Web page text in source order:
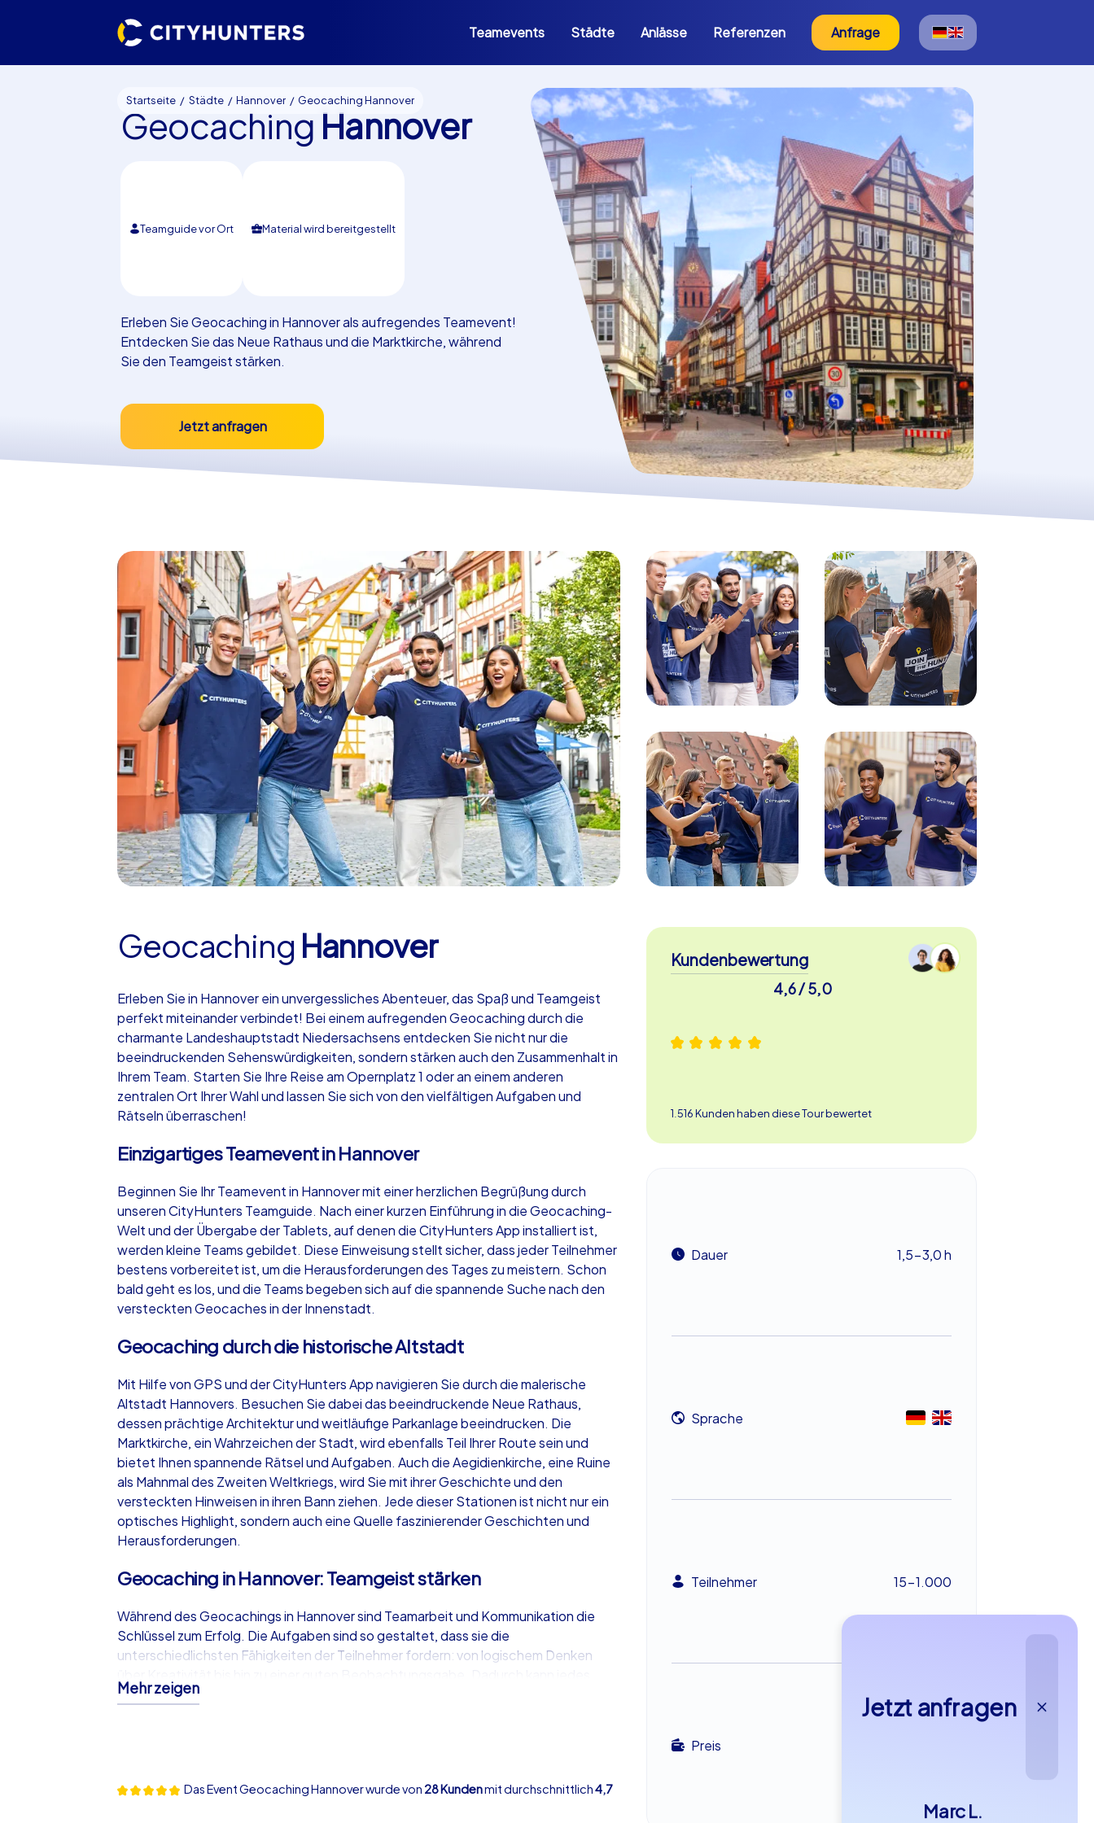
Teamevents Städte Anlässe Referenzen Anfrage
Startseite Städte Hannover Geocaching Hannover
Geocaching Hannover
Teamguide vor Ort Material wird bereitgestellt
Erleben Sie Geocaching in Hannover als aufregendes Teamevent!
Entdecken Sie das Neue Rathaus und die Marktkirche, während
Sie den Teamgeist stärken.
Jetzt anfragen
Geocaching Hannover
Erleben Sie in Hannover ein unvergessliches Abenteuer, das Spaß und Teamgeist
perfekt miteinander verbindet! Bei einem aufregenden Geocaching durch die
charmante Landeshauptstadt Niedersachsens entdecken Sie nicht nur die
beeindruckenden Sehenswürdigkeiten, sondern stärken auch den Zusammenhalt in
Ihrem Team. Starten Sie Ihre Reise am Opernplatz 1 oder an einem anderen
zentralen Ort Ihrer Wahl und lassen Sie sich von den vielfältigen Aufgaben und
Rätseln überraschen!
Einzigartiges Teamevent in Hannover
Beginnen Sie Ihr Teamevent in Hannover mit einer herzlichen Begrüßung durch
unseren CityHunters Teamguide. Nach einer kurzen Einführung in die Geocaching-
Welt und der Übergabe der Tablets, auf denen die CityHunters App installiert ist,
werden kleine Teams gebildet. Diese Einweisung stellt sicher, dass jeder Teilnehmer
bestens vorbereitet ist, um die Herausforderungen des Tages zu meistern. Schon
bald geht es los, und die Teams begeben sich auf die spannende Suche nach den
versteckten Geocaches in der Innenstadt.
Geocaching durch die historische Altstadt
Mit Hilfe von GPS und der CityHunters App navigieren Sie durch die malerische
Altstadt Hannovers. Besuchen Sie dabei das beeindruckende Neue Rathaus,
dessen prächtige Architektur und weitläufige Parkanlage beeindrucken. Die
Marktkirche, ein Wahrzeichen der Stadt, wird ebenfalls Teil Ihrer Route sein und
bietet Ihnen spannende Rätsel und Aufgaben. Auch die Aegidienkirche, eine Ruine
als Mahnmal des Zweiten Weltkriegs, wird Sie mit ihrer Geschichte und den
versteckten Hinweisen in ihren Bann ziehen. Jede dieser Stationen ist nicht nur ein
optisches Highlight, sondern auch eine Quelle faszinierender Geschichten und
Herausforderungen.
Geocaching in Hannover: Teamgeist stärken
Während des Geocachings in Hannover sind Teamarbeit und Kommunikation die
Schlüssel zum Erfolg. Die Aufgaben sind so gestaltet, dass sie die
unterschiedlichsten Fähigkeiten der Teilnehmer fordern: von logischem Denken
Teammitglied seine individuellen Stärken einbringen. Ob Sie geheimnisvolle Codes
Geocaching in Hannover als ideales Teambuilding
Mehr zeigen
Das Event Geocaching Hannover wurde von 28 Kundenmit durchschnittlich4,7
Kundenbewertung
4,6 / 5,0
1.516 Kunden haben diese Tour bewertet
Dauer 1,5-3,0 h
Sprache
Teilnehmer 15-1.000
Preis
Jetzt anfragen
Marc L.